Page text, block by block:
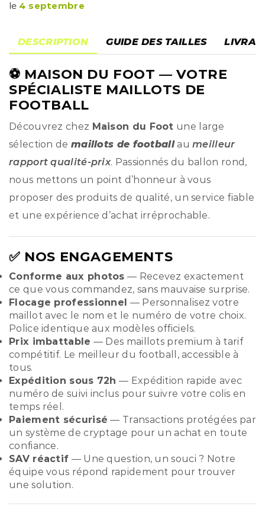
le 4 septembre
DESCRIPTION GUIDE DES TAILLES
⚽ MAISON DU FOOT — VOTRE
SPÉCIALISTE MAILLOTS DE
FOOTBALL
Découvrez chez Maison du Foot une large
sélection de maillots de footballaumeilleur
rapport qualité-prix. Passionnés du ballon rond,
nous mettons un point d’honneur à vous
proposer des produits de qualité, un service fiable
et une expérience d’achat irréprochable.
✅ NOS ENGAGEMENTS
Conforme aux photos — Recevez exactement
ce que vous commandez, sans mauvaise surprise.
Flocage professionnel — Personnalisez votre
maillot avec le nom et le numéro de votre choix.
Police identique aux modèles officiels.
Prix imbattable — Des maillots premium à tarif
compétitif. Le meilleur du football, accessible à
tous.
Expédition sous 72h — Expédition rapide avec
numéro de suivi inclus pour suivre votre colis en
temps réel.
Paiement sécurisé — Transactions protégées par
un système de cryptage pour un achat en toute
confiance.
SAV réactif — Une question, un souci ? Notre
équipe vous répond rapidement pour trouver
une solution.